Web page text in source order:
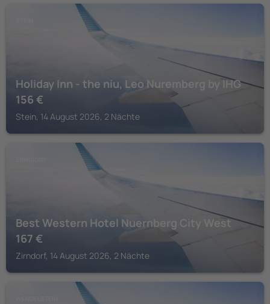
Holiday Inn - the niu, Leo Nuremberg by IHG
156 €
Stein, 14 August 2026, 2 Nächte
Best Western Hotel Nuernberg City West
167 €
Zirndorf, 14 August 2026, 2 Nächte